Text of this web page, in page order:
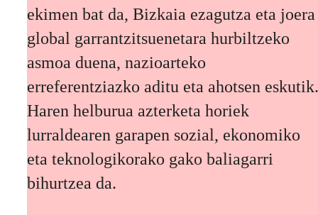
ekimen bat da, Bizkaia ezagutza eta joera
global garrantzitsuenetara hurbiltzeko
asmoa duena, nazioarteko
erreferentziazko aditu eta ahotsen eskutik.
Haren helburua azterketa horiek
lurraldearen garapen sozial, ekonomiko
eta teknologikorako gako baliagarri
bihurtzea da.